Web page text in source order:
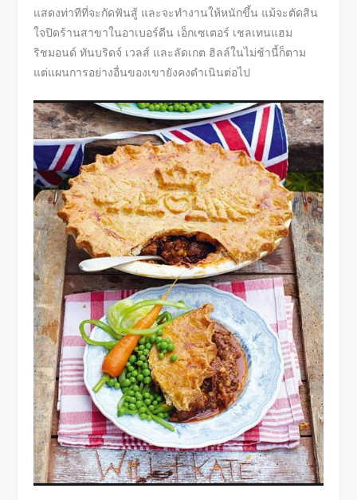
แสดงท่าทีที่จะกัดฟันสู้ และจะทำงานให้หนักขึ้น แม้จะตัดสิน
ใจปิดร้านสาขาในอาเบอร์ดีน เอ็กเซเตอร์ เชลเทนแฮม
ริชมอนด์ ทันบริดจ์ เวลส์ และลัดเกต ฮิลล์ในไม่ช้านี้ก็ตาม
แต่แผนการอย่างอื่นของเขายังคงดำเนินต่อไป